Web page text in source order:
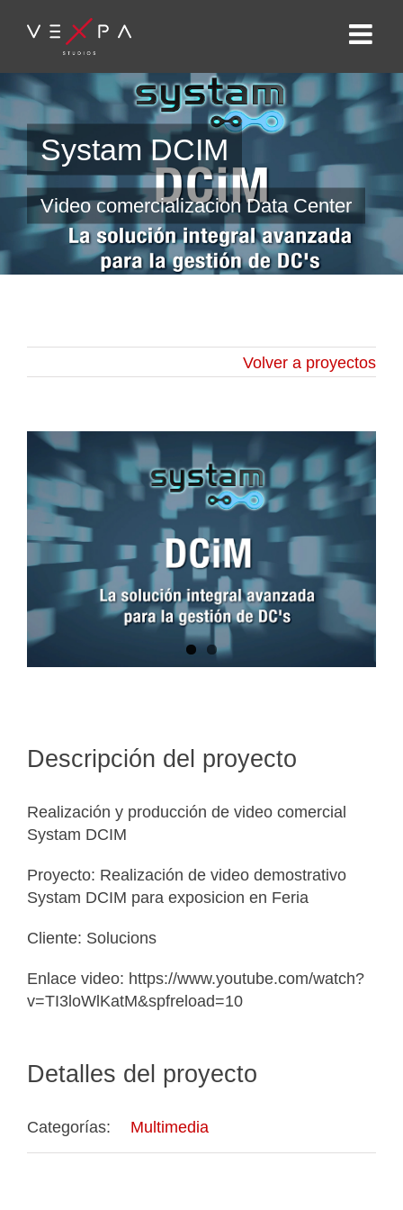
Systam DCIM
Video comercializacion Data Center
Volver a proyectos
Descripción del proyecto
Realización y producción de video comercial
Systam DCIM
Proyecto: Realización de video demostrativo
Systam DCIM para exposicion en Feria
Cliente: Solucions
Enlace video: https://www.youtube.com/watch?
v=TI3loWlKatM&spfreload=10
Detalles del proyecto
Categorías: Multimedia